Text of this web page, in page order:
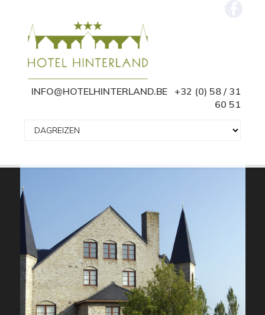
INFO@HOTELHINTERLAND.BE+32 (0) 58 / 31
60 51